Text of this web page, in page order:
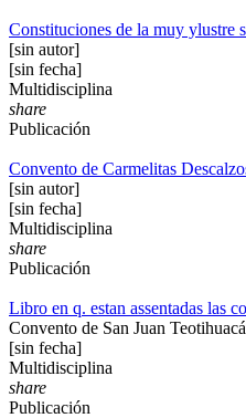
Constituciones de la muy ylustre
[sin autor]
[sin fecha]
Multidisciplina
share
Publicación
Convento de Carmelitas
[sin autor]
[sin fecha]
Multidisciplina
share
Publicación
Libro en q. estan assentadas las
Convento de San Juan
[sin fecha]
Multidisciplina
share
Publicación